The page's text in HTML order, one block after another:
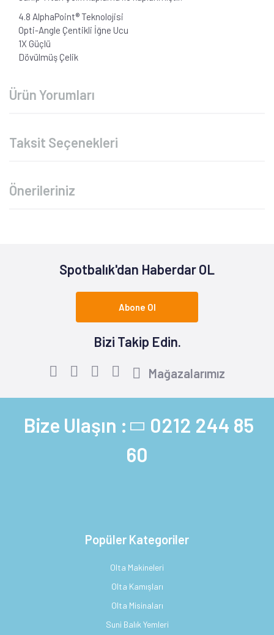
4.8 AlphaPoint® Teknolojisi
Opti-Angle Çentikli İğne Ucu
1X Güçlü
Dövülmüş Çelik
Ürün Yorumları
Taksit Seçenekleri
Önerileriniz
Spotbalık'dan Haberdar OL
Abone Ol
Bizi Takip Edin.
Mağazalarımız
Bize Ulaşın : 0212 244 85
60
Popüler Kategoriler
Olta Makineleri
Olta Kamışları
Olta Misinaları
Suni Balık Yemleri